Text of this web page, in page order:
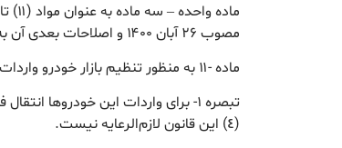
مصوب ۲۶ آبان ۱۴۰۰ و اصلاحات بعدی آن به شرح ذیل الحاق می‌شود:
ماده -۱۱ به منظور تنظیم بازار خودرو واردات خودروهای کارکرده مجاز است.
(٤) این قانون لازم‌الرعایه نیست.